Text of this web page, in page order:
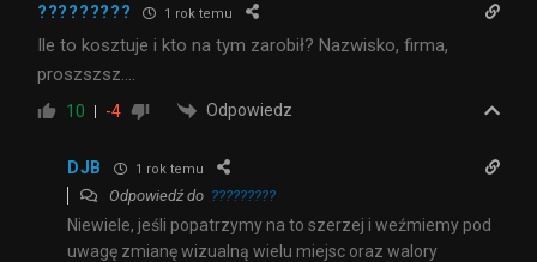
????????? 1 rok temu
Ile to kosztuje i kto na tym zarobił? Nazwisko, firma,
proszszsz….
10 -4 Odpowiedz
DJB 1 rok temu
Odpowiedź do ?????????
Niewiele, jeśli popatrzymy na to szerzej i weźmiemy pod
uwagę zmianę wizualną wielu miejsc oraz walory